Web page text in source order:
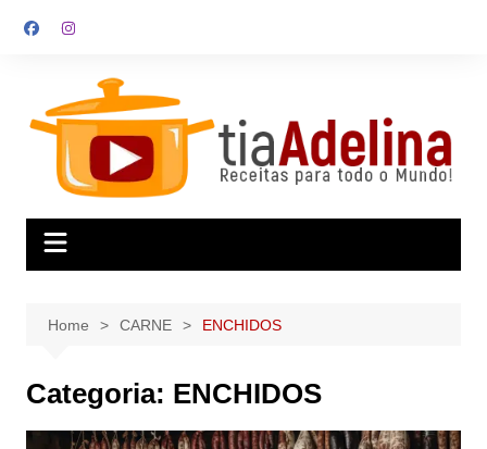
Home CARNE ENCHIDOS
Categoria: ENCHIDOS